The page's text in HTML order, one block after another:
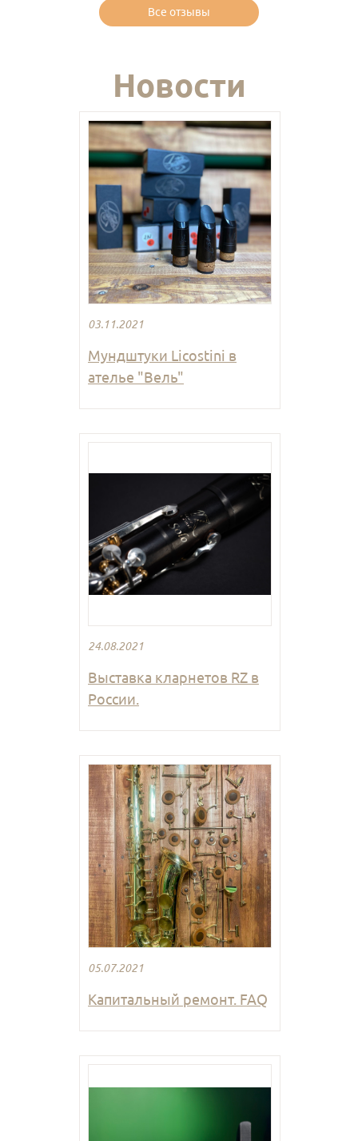
Все отзывы
Новости
03.11.2021
Мундштуки Licostini в
ателье "Вель"
24.08.2021
Выставка кларнетов RZ в
России.
05.07.2021
Капитальный ремонт. FAQ